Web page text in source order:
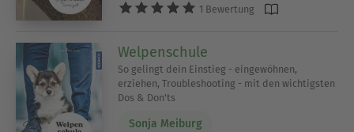
1 Bewertung
Welpenschule
So gelingt dein Einstieg - eingewöhnen,
erziehen, Troubleshooting - mit den wichtigsten
Dos & Don'ts
Sonja Meiburg